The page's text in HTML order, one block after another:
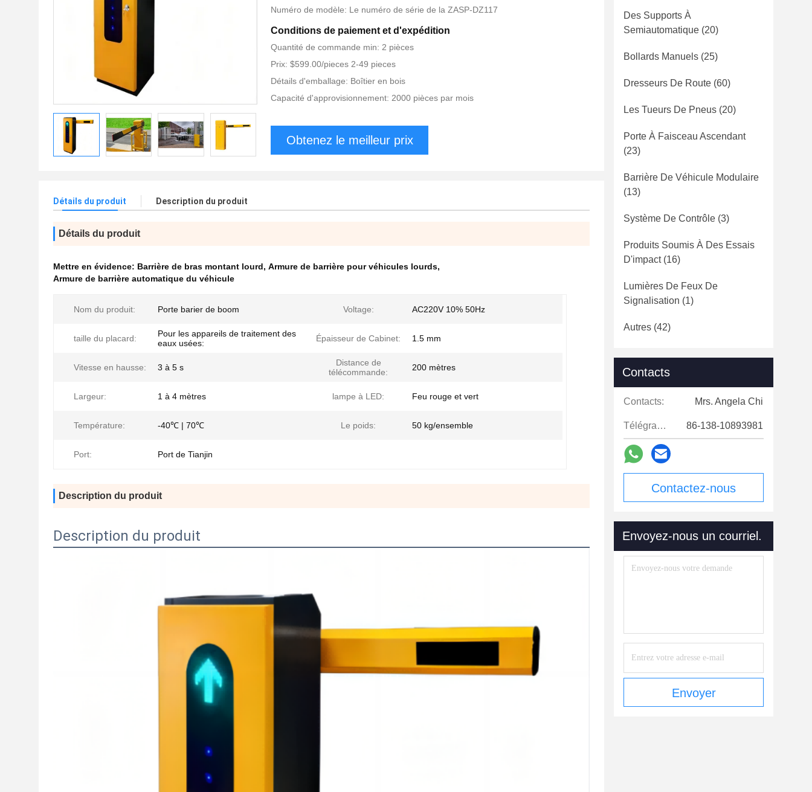
Numéro de modèle: Le numéro de série de la ZASP-DZ117
Conditions de paiement et d'expédition
Quantité de commande min: 2 pièces
Prix: $599.00/pieces 2-49 pieces
Détails d'emballage: Boîtier en bois
Capacité d'approvisionnement: 2000 pièces par mois
Obtenez le meilleur prix
Détails du produit Description du produit
Détails du produit
Mettre en évidence: Barrière de bras montant lourd, Armure de barrière pour véhicules lourds,
Armure de barrière automatique du véhicule
Nom du produit: Porte barier de boom Voltage: AC220V 10% 50Hz
taille du placard:
Pour les appareils de traitement des
eaux usées:
Épaisseur de Cabinet: 1.5 mm
Vitesse en hausse: 3 à 5 s
Distance de
télécommande:
200 mètres
Largeur: 1 à 4 mètres lampe à LED: Feu rouge et vert
Température: -40℃ | 70℃ Le poids: 50 kg/ensemble
Port: Port de Tianjin
Description du produit
Description du produit
Des Supports À
Semiautomatique (20)
Bollards Manuels (25)
Dresseurs De Route (60)
Les Tueurs De Pneus (20)
Porte À Faisceau Ascendant
(23)
Barrière De Véhicule Modulaire
(13)
Système De Contrôle (3)
Produits Soumis À Des Essais
D'impact(16)
Lumières De Feux De
Signalisation (1)
Autres (42)
Contacts
Contacts: Mrs. Angela Chi
Télégramme: 86-138-10893981
Contactez-nous
Envoyez-nous un courriel.
Envoyer